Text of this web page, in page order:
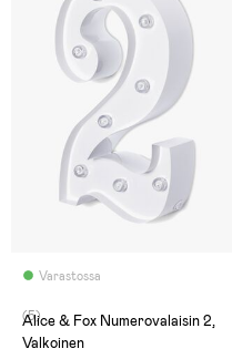
Varastossa
(5)
Alice & Fox Numerovalaisin 2,
Valkoinen